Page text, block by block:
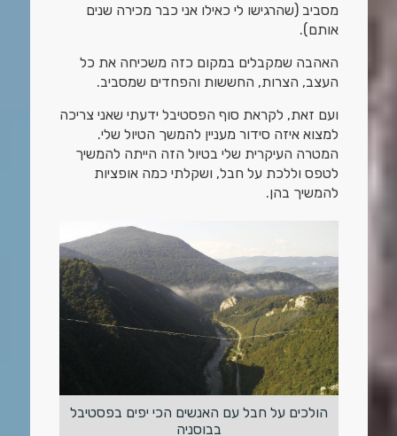
מסביב (שהרגישו לי כאילו אני כבר מכירה שנים
אותם).
האהבה שמקבלים במקום כזה משכיחה את כל
העצב, הצרות, החששות והפחדים שמסביב.
ועם זאת, לקראת סוף הפסטיבל ידעתי שאני צריכה
למצוא איזה סידור מעניין להמשך הטיול שלי.
המטרה העיקרית שלי בטיול הזה הייתה להמשיך
לטפס וללכת על חבל, ושקלתי כמה אופציות
להמשיך בהן.
הולכים על חבל עם האנשים הכי יפים בפסטיבל
בבוסניה